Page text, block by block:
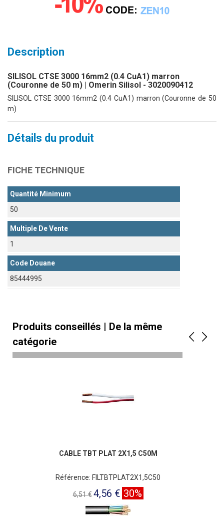
Description
SILISOL CTSE 3000 16mm2 (0.4 CuA1) marron
(Couronne de 50 m) | Omerin Silisol - 3020090412
SILISOL CTSE 3000 16mm2 (0.4 CuA1) marron (Couronne de 50
m)
Détails du produit
FICHE TECHNIQUE
Quantité Minimum
50
Multiple De Vente
1
Code Douane
85444995
Produits conseillés | De la même
catégorie
CABLE TBT PLAT 2X1,5 C50M
Référence: FILTBTPLAT2X1,5C50
6,51 € 4,56 € 30%